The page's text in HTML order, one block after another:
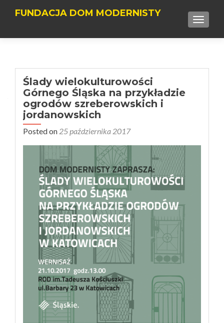
FUNDACJA DOM MODERNISTY
Ślady wielokulturowości
Górnego Śląska na przykładzie
ogrodów szreberowskich i
jordanowskich
Posted on 25 października 2017